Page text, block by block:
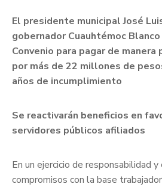
El presidente municipal José
gobernador Cuauhtémoc
Convenio para pagar de manera
por más de 22 millones de
años de incumplimiento
Se reactivarán beneficios en
servidores públicos afiliados
En un ejercicio de responsabilidad
compromisos con la base